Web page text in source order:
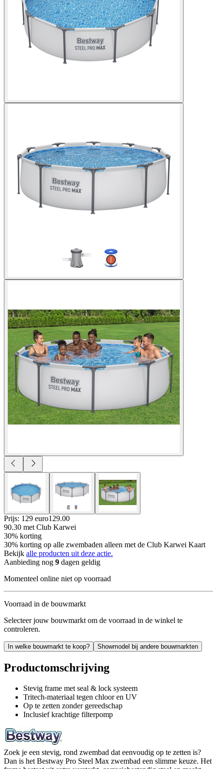
Prijs: 129 euro129.00
90.30 met Club Karwei
30% korting
30% korting op alle zwembaden alleen met de Club Karwei Kaart
Bekijk alle producten uit deze actie.
Aanbieding nog 9 dagen geldig
Momenteel online niet op voorraad
Voorraad in de bouwmarkt
Selecteer jouw bouwmarkt om de voorraad in de winkel te
controleren.
In welke bouwmarkt te koop? Showmodel bij andere bouwmarkten
Productomschrijving
Stevig frame met seal & lock systeem
Tritech-materiaal tegen chloor en UV
Op te zetten zonder gereedschap
Inclusief krachtige filterpomp
Zoek je een stevig, rond zwembad dat eenvoudig op te zetten is?
Dan is het Bestway Pro Steel Max zwembad een slimme keuze. Het